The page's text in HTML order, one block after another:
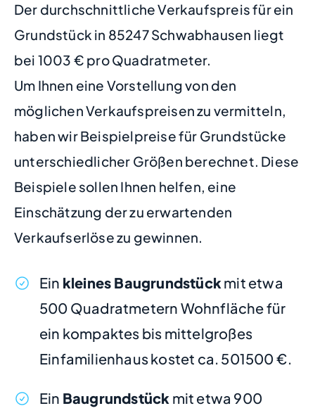
Der durchschnittliche Verkaufspreis für ein
Grundstück in 85247 Schwabhausen liegt
bei 1003 € pro Quadratmeter.
Um Ihnen eine Vorstellung von den
möglichen Verkaufspreisen zu vermitteln,
haben wir Beispielpreise für Grundstücke
unterschiedlicher Größen berechnet. Diese
Beispiele sollen Ihnen helfen, eine
Einschätzung der zu erwartenden
Verkaufserlöse zu gewinnen.
Ein kleines Baugrundstückmit etwa
500 Quadratmetern Wohnfläche für
ein kompaktes bis mittelgroßes
Einfamilienhaus kostet ca. 501500 €.
Ein Baugrundstück mit etwa 900